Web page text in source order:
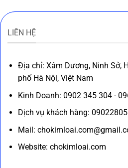
LIÊN HỆ
Địa chỉ: Xâm Dương, Ninh Sở,
phố Hà Nội, Việt Nam
Kinh Doanh: 0902 345 304 -
Dịch vụ khách hàng:
Mail:
Website: chokimloai.com